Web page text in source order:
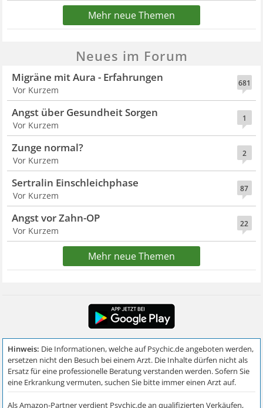
Mehr neue Themen
Neues im Forum
681
Migräne mit Aura - Erfahrungen
Vor Kurzem
1
Angst über Gesundheit Sorgen
Vor Kurzem
2
Zunge normal?
Vor Kurzem
87
Sertralin Einschleichphase
Vor Kurzem
22
Angst vor Zahn-OP
Vor Kurzem
Mehr neue Themen